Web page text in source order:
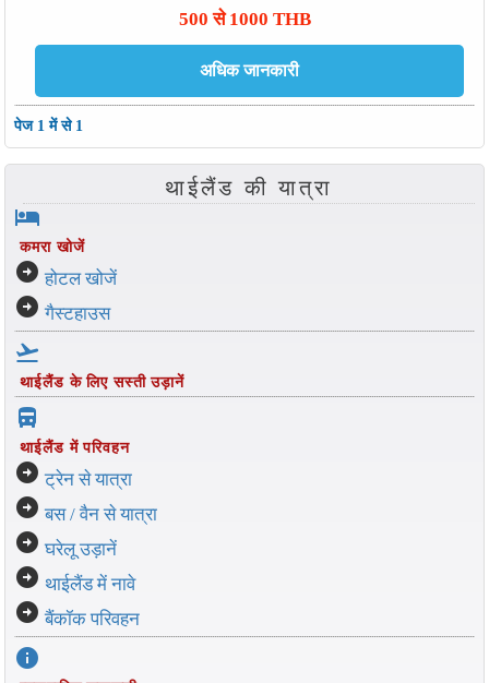
500 से 1000 THB
पेज 1 में से 1
थाईलैंड की यात्रा
hotel
कमरा खोजें
arrow_circle_right होटल खोजें
arrow_circle_right गैस्टहाउस
flight_takeoff
थाईलैंड के लिए सस्ती उड़ानें
directions_bus_filled
थाईलैंड में परिवहन
arrow_circle_right ट्रेन से यात्रा
arrow_circle_right बस / वैन से यात्रा
arrow_circle_right घरेलू उड़ानें
arrow_circle_right थाईलैंड में नावे
arrow_circle_right बैंकॉक परिवहन
info